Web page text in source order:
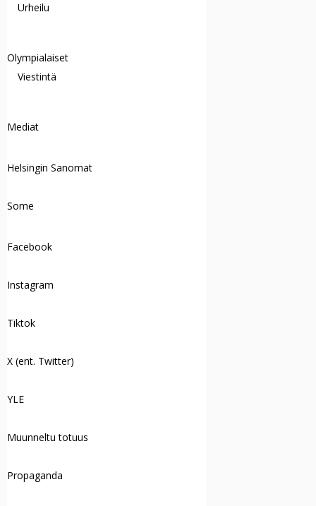
Urheilu
Olympialaiset
Viestintä
Mediat
Helsingin Sanomat
Some
Facebook
Instagram
Tiktok
X (ent. Twitter)
YLE
Muunneltu totuus
Propaganda